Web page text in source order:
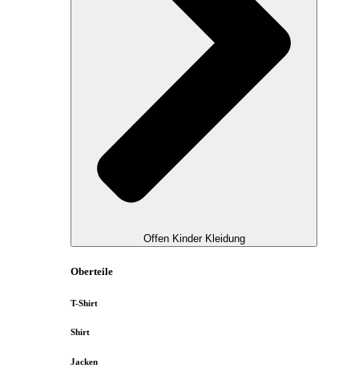
Offen Kinder Kleidung
Oberteile
T-Shirt
Shirt
Jacken